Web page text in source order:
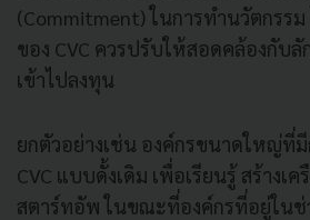
(Commitment) ในการทำนวัตกรร
ของ CVC ควรปรับให้สอดคล้องกับ
เข้าไปลงทุน
ยกตัวอย่างเช่น องค์กรขนาดใหญ่ที่มี
CVC แบบดั้งเดิม เพื่อเรียนรู้ สร้างเ
สตาร์ทอัพ ในขณะที่องค์กรที่อยู่ในช่